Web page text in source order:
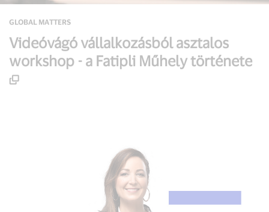
GLOBAL MATTERS
Videóvágó vállalkozásból asztalos
workshop - a Fatipli Műhely története